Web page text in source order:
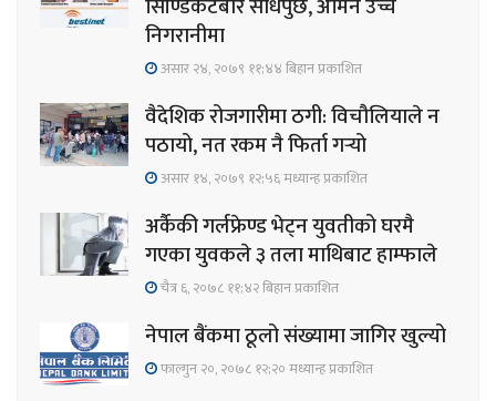
निगरानीमा
असार २४, २०७९ ११;४४ बिहान प्रकाशित
वैदेशिक रोजगारीमा ठगी: विचौलियाले न
पठायो, नत रकम नै फिर्ता गर्‍यो
असार १४, २०७९ १२;५६ मध्यान्ह प्रकाशित
अर्कैकी गर्लफ्रेण्ड भेट्न युवतीको घरमै
गएका युवकले ३ तला माथिबाट हाम्फाले
चैत्र ६, २०७८ ११;४२ बिहान प्रकाशित
नेपाल बैंकमा ठूलो संख्यामा जागिर खुल्यो
फाल्गुन २०, २०७८ १२;२० मध्यान्ह प्रकाशित